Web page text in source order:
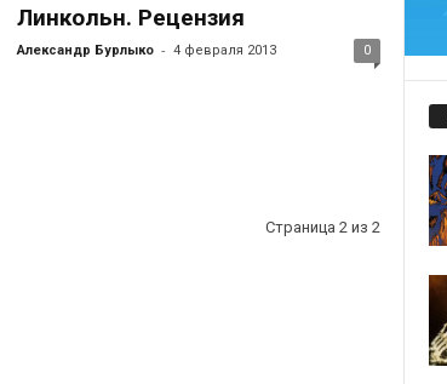
Линкольн. Рецензия
Александр Бурлыко - 4 февраля 2013 0
Страница 2 из 2